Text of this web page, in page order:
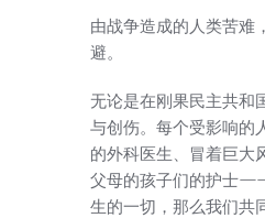
由战争造成的人类苦难
避。
无论是在刚果民主共
与创伤。每个受影响
的外科医生、冒着巨大
父母的孩子们的护士
生的一切，那么我们共